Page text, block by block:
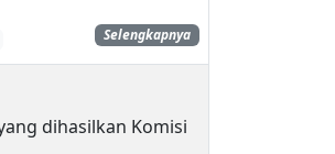
Selengkapnya
dihasilkan Komisi